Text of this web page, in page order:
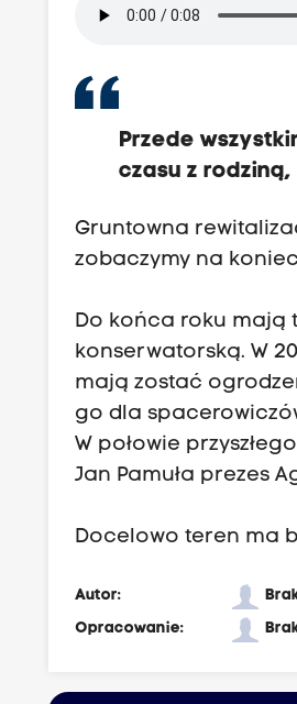
Przede
czasu z rodziną,
Gruntowna
zobaczymy na
Do końca roku mają
konserwatorską. W
mają zostać
go dla
W połowie
Jan Pamuła prezes
Docelowo teren ma
Autor:
Opracowanie: